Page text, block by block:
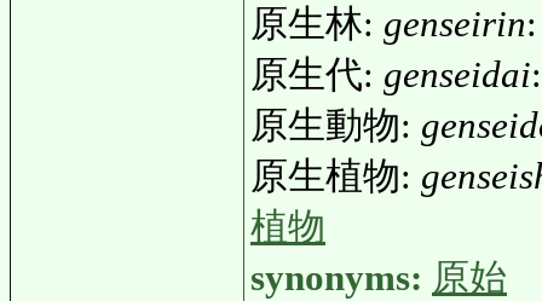
原生林: genseirin
原生代: genseidai
原生動物:
原生植物:
植物
synonyms: 原始